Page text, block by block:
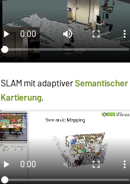
SLAM mit adaptiverSemantischer
Kartierung.